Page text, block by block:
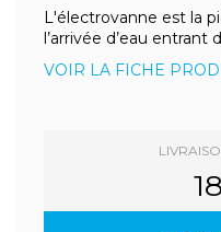
L'électrovanne est la
l’arrivée d’eau entrant
VOIR LA FICHE